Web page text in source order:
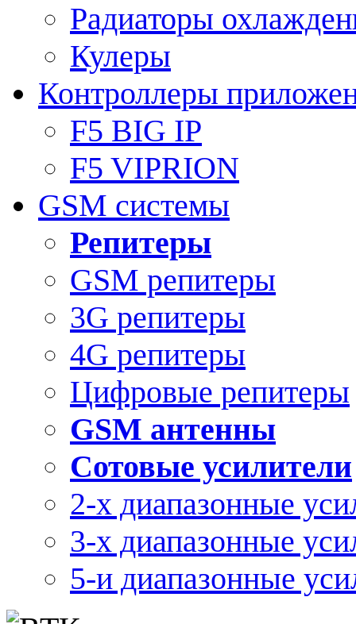
Радиаторы
Кулеры
Контроллеры
F5 BIG IP
F5 VIPRION
GSM системы
Репитеры
GSM репитеры
3G репитеры
4G репитеры
Цифровые репитеры
GSM антенны
Сотовые усилители
2-х диапазонные
3-х диапазонные
5-и диапазонные